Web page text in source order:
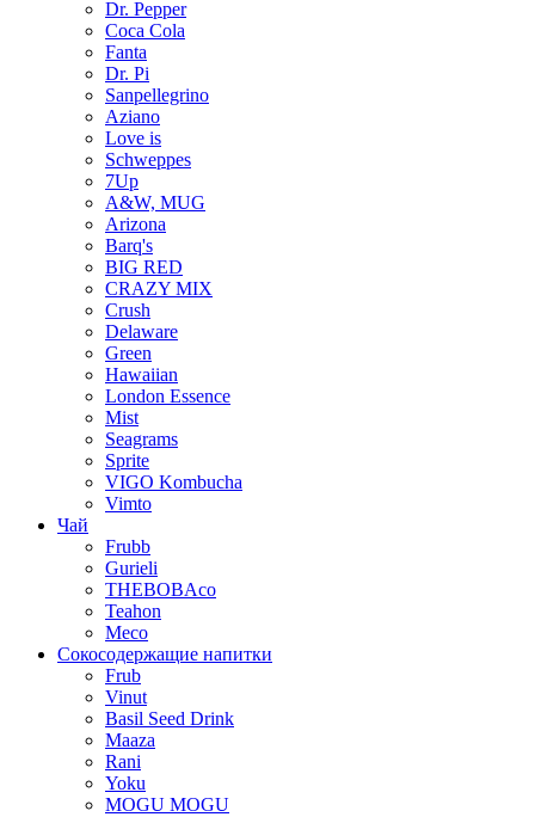
Dr. Pepper
Coca Cola
Fanta
Dr. Pi
Sanpellegrino
Aziano
Love is
Schweppes
7Up
A&W, MUG
Arizona
Barq's
BIG RED
CRAZY MIX
Crush
Delaware
Green
Hawaiian
London Essence
Mist
Seagrams
Sprite
VIGO Kombucha
Vimto
Чай
Frubb
Gurieli
THEBOBAco
Teahon
Meco
Сокосодержащие напитки
Frub
Vinut
Basil Seed Drink
Maaza
Rani
Yoku
MOGU MOGU